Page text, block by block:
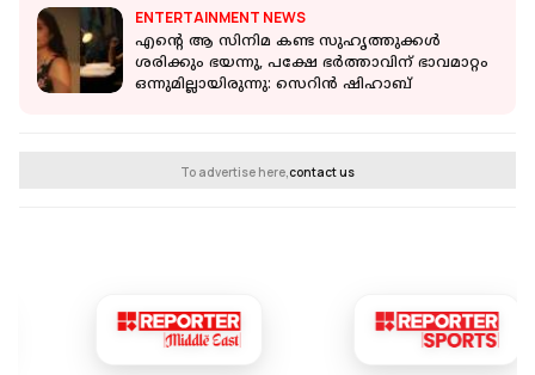
ENTERTAINMENT NEWS
എന്റെ ആ സിനിമ കണ്ട സുഹൃത്തുക്കൾ
ശരിക്കും ഭയന്നു, പക്ഷേ ഭർത്താവിന് ഭാവമാറ്റം
ഒന്നുമില്ലായിരുന്നു: സെറിൻ ഷിഹാബ്
To advertise here,contact us